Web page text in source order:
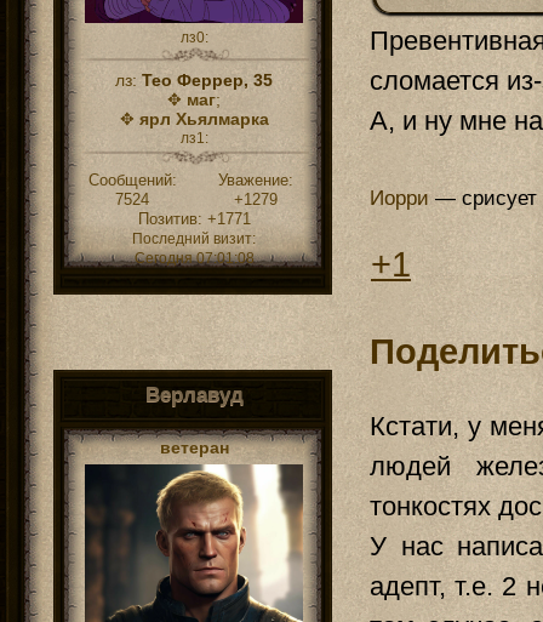
лз0:
лз: Тео Феррер, 35
✥ маг;
✥ ярл Хьялмарка
лз1:
Сообщений:
7524
Уважение:
+1279
Позитив: +1771
Последний визит:
Сегодня 07:01:08
сломается
А, и ну мне
Иорри — срисует
+1
Верлавуд
ветеран
Кстати, у
людей
тонкостях
У нас
адепт, т.е. 2